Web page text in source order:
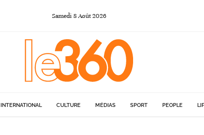
Samedi 8Août2026
INTERNATIONAL CULTURE MÉDIAS SPORT PEOPLE